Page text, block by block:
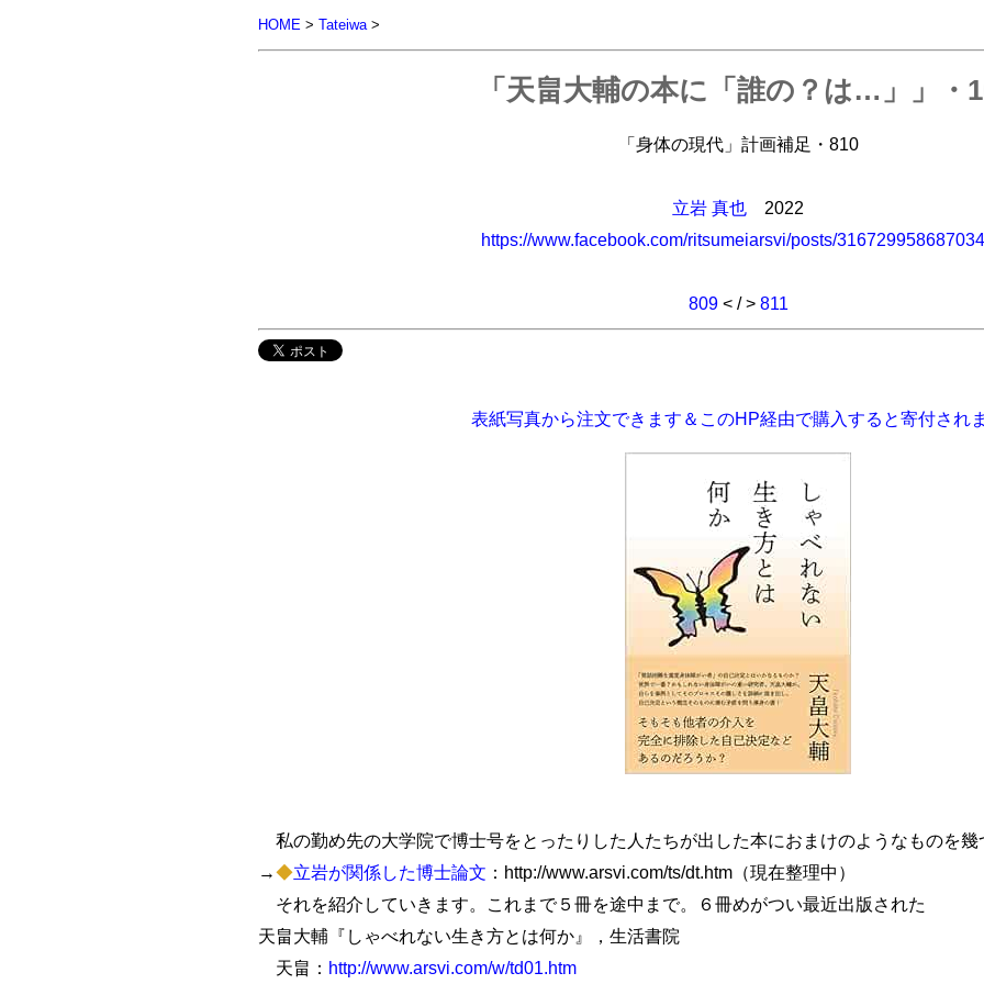
HOME> Tateiwa>
「天畠大輔の本に「誰の？は…」」・
「身体の現代」計画補足・810
立岩 真也
2022
https://www.facebook.com/ritsumeiarsvi/posts/
809< / > 811
表紙写真から注文できます＆このHP経由で購入すると寄付され
私の勤め先の大学院で博士号をとったりした人たちが出した本におまけのようなものを幾
→◆立岩が関係した博士論文 ：http://www.arsvi.com/ts/dt.htm（現在整理中）
それを紹介していきます。これまで５冊を途中まで。６冊めがつい最近出版された
天畠大輔『しゃべれない生き方とは何か』，生活書院
天畠： http://www.arsvi.com/w/td01.htm